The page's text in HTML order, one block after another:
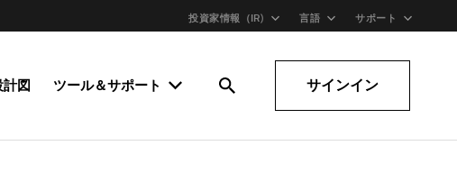
投資家情報（IR) 言語 サポート
計図 ツール＆サポート サインイン